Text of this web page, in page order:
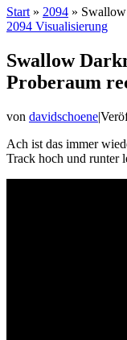
Start » 2094 » Swallow
2094 Visualisierung
Swallow
Proberaum
von davidschoene|
Ach ist das immer
Track hoch und runter